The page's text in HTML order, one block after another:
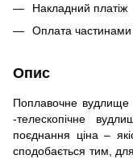
Накладний платіж
Оплата частинами
Опис
Поплавочне вудлище
-телескопічне
поєднання ціна –
сподобається тим,